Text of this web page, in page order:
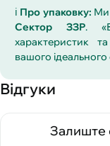
ℹ️ Про упаковку: Ми
Сектор ЗЗР.
характеристик
вашого ідеального
Відгуки
Залиште